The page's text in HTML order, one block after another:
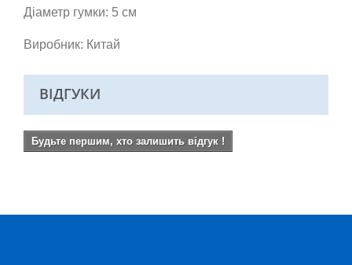
Діаметр гумки: 5 см
Виробник: Китай
ВІДГУКИ
Будьте першим, хто залишить відгук !